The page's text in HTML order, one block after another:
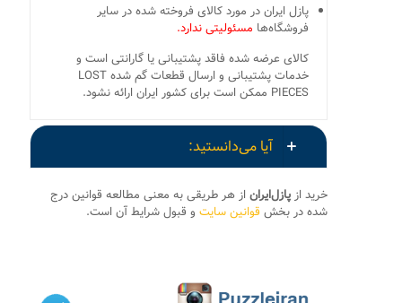
پازل ایران در مورد کالای فروخته شده در سایر
فروشگاه‌ها مسئولیتی ندارد.
کالای عرضه شده فاقد پشتیبانی یا گارانتی است و
خدمات پشتیبانی و ارسال قطعات گم شده LOST
PIECES ممکن است برای کشور ایران ارائه نشود.
آیا می‌دانستید:
خرید از پازل‌ایران از هر طریقی به معنی مطالعه قوانین درج
شده در بخش قوانین سایت و قبول شرایط آن است.